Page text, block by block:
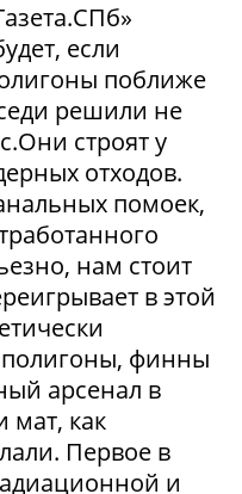
если
поближе
решили не
строят у
отходов.
помоек,
нам стоит
в этой
финны
арсенал в
мат, как
Первое в
и